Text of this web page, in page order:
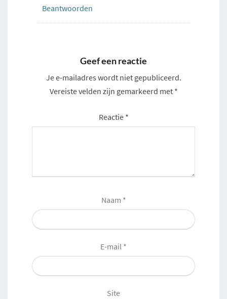
Beantwoorden
Geef een reactie
Je e-mailadres wordt niet gepubliceerd.
Vereiste velden zijn gemarkeerd met *
Reactie *
Naam *
E-mail *
Site